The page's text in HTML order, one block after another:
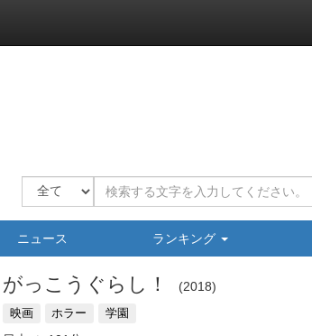
ニュース ランキング
がっこうぐらし！ 2018
映画 ホラー 学園